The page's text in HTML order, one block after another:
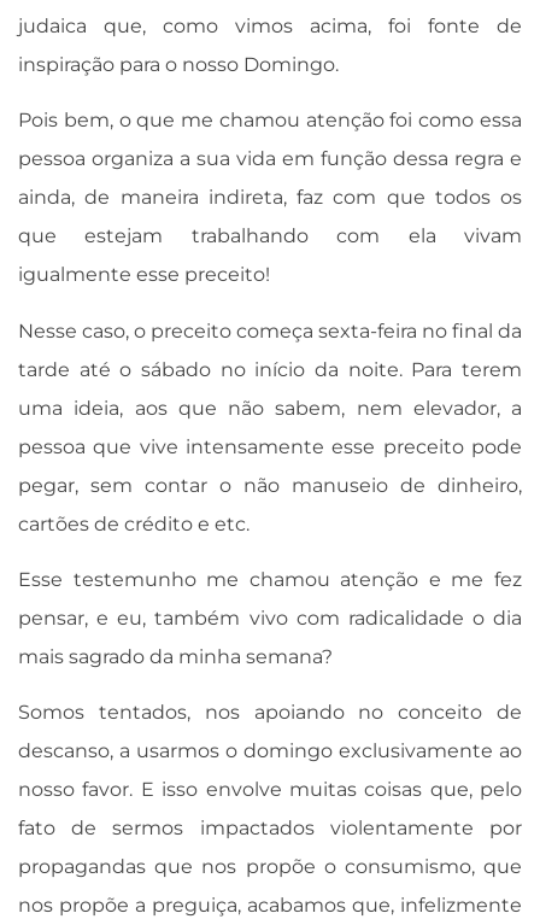
judaica que, como vimos acima, foi fonte de
inspiração para o nosso Domingo.
Pois bem, o que me chamou atenção foi como essa
pessoa organiza a sua vida em função dessa regra e
ainda, de maneira indireta, faz com que todos os
que estejam trabalhando com ela vivam
igualmente esse preceito!
Nesse caso, o preceito começa sexta-feira no final da
tarde até o sábado no início da noite. Para terem
uma ideia, aos que não sabem, nem elevador, a
pessoa que vive intensamente esse preceito pode
pegar, sem contar o não manuseio de dinheiro,
cartões de crédito e etc.
Esse testemunho me chamou atenção e me fez
pensar, e eu, também vivo com radicalidade o dia
mais sagrado da minha semana?
Somos tentados, nos apoiando no conceito de
descanso, a usarmos o domingo exclusivamente ao
nosso favor. E isso envolve muitas coisas que, pelo
fato de sermos impactados violentamente por
propagandas que nos propõe o consumismo, que
nos propõe a preguiça, acabamos que, infelizmente